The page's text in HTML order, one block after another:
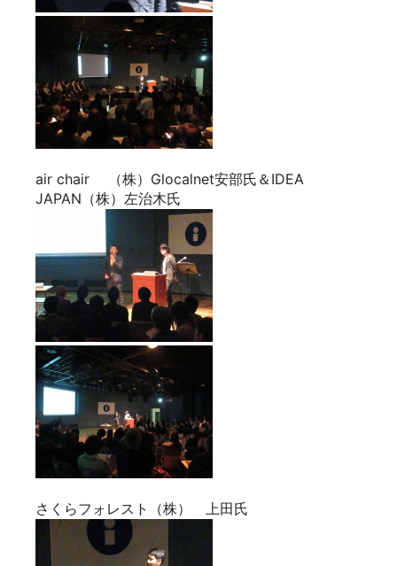
air chair （株）Glocalnet安部氏＆IDEA
JAPAN（株）左治木氏
さくらフォレスト（株） 上田氏